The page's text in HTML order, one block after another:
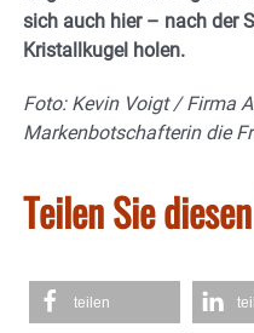
sich auch hier – nach der
Kristallkugel holen.
Foto: Kevin Voigt / Firma
Markenbotschafterin die
Teilen Sie
teilen